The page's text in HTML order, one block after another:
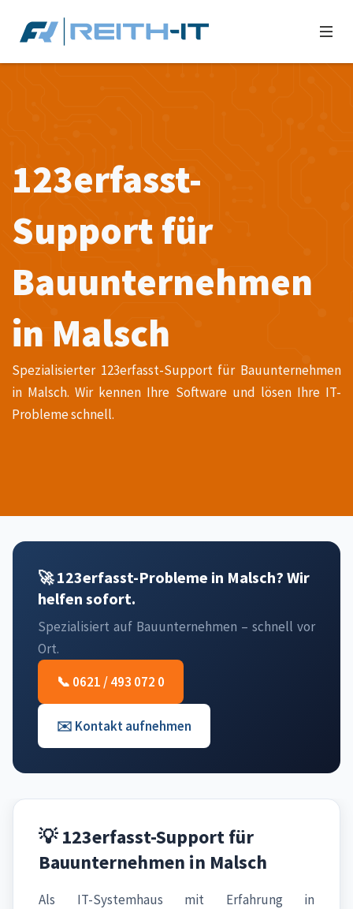
123erfasst-
Support für
Bauunternehmen
in Malsch
Spezialisierter 123erfasst-Support für Bauunternehmen
in Malsch. Wir kennen Ihre Software und lösen Ihre IT-
Probleme schnell.
🚀 123erfasst-Probleme in Malsch? Wir
helfen sofort.
Spezialisiert auf Bauunternehmen – schnell vor
Ort.
📞 0621 / 493 072 0
✉️ Kontakt aufnehmen
💡 123erfasst-Support für
Bauunternehmen in Malsch
Als IT-Systemhaus mit Erfahrung in